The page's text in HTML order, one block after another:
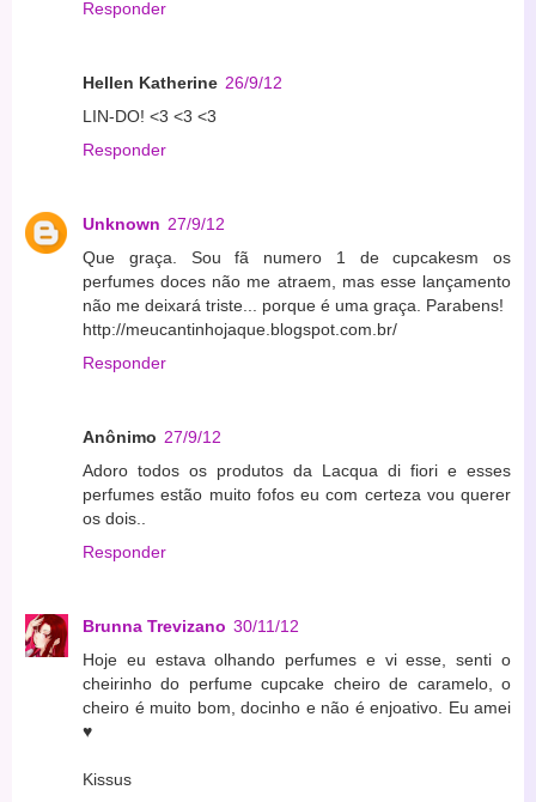
Responder
Hellen Katherine 26/9/12
LIN-DO! <3 <3 <3
Responder
Unknown 27/9/12
Que graça. Sou fã numero 1 de cupcakesm os
perfumes doces não me atraem, mas esse lançamento
não me deixará triste... porque é uma graça. Parabens!
http://meucantinhojaque.blogspot.com.br/
Responder
Anônimo 27/9/12
Adoro todos os produtos da Lacqua di fiori e esses
perfumes estão muito fofos eu com certeza vou querer
os dois..
Responder
Brunna Trevizano 30/11/12
Hoje eu estava olhando perfumes e vi esse, senti o
cheirinho do perfume cupcake cheiro de caramelo, o
cheiro é muito bom, docinho e não é enjoativo. Eu amei
♥
Kissus